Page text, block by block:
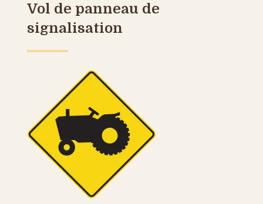
Vol de panneau de
signalisation